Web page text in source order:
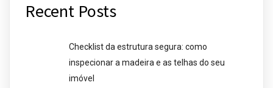
Recent Posts
Checklist da estrutura segura: como
inspecionar a madeira e as telhas do seu
imóvel